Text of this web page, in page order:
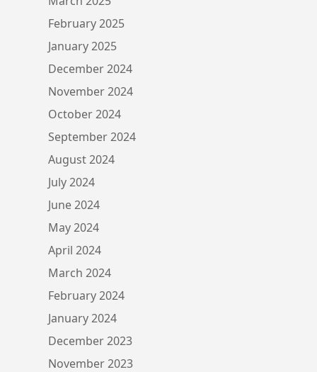
February 2025
January 2025
December 2024
November 2024
October 2024
September 2024
August 2024
July 2024
June 2024
May 2024
April 2024
March 2024
February 2024
January 2024
December 2023
November 2023